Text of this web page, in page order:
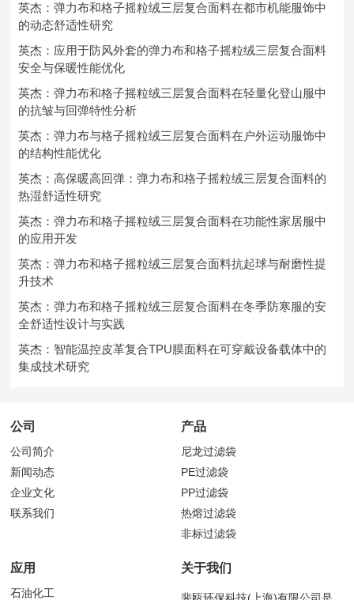
英杰：弹力布和格子摇粒绒三层复合面料在都市机能服饰中
的动态舒适性研究
英杰：应用于防风外套的弹力布和格子摇粒绒三层复合面料
安全与保暖性能优化
英杰：弹力布和格子摇粒绒三层复合面料在轻量化登山服中
的抗皱与回弹特性分析
英杰：弹力布与格子摇粒绒三层复合面料在户外运动服饰中
的结构性能优化
英杰：高保暖高回弹：弹力布和格子摇粒绒三层复合面料的
热湿舒适性研究
英杰：弹力布和格子摇粒绒三层复合面料在功能性家居服中
的应用开发
英杰：弹力布和格子摇粒绒三层复合面料抗起球与耐磨性提
升技术
英杰：弹力布和格子摇粒绒三层复合面料在冬季防寒服的安
全舒适性设计与实践
英杰：智能温控皮革复合TPU膜面料在可穿戴设备载体中的
集成技术研究
公司
公司简介
新闻动态
企业文化
联系我们
产品
尼龙过滤袋
PE过滤袋
PP过滤袋
热熔过滤袋
非标过滤袋
应用
石油化工
关于我们